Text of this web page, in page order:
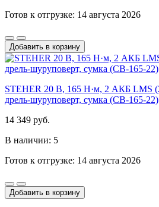
Готов к отгрузке: 14 августа 2026
Добавить в корзину
STEHER 20 В, 165 Н·м, 2 АКБ LMS
дрель-шуруповерт, сумка (CB-165-22)
14 349 руб.
В наличии: 5
Готов к отгрузке: 14 августа 2026
Добавить в корзину